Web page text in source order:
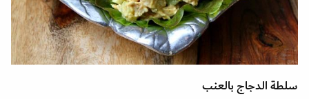
سلطة الدجاج بالعنب